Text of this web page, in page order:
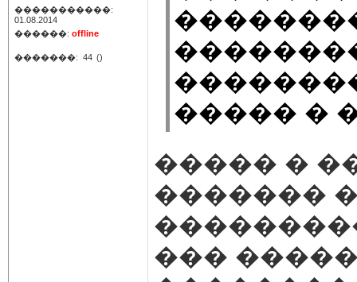
�����������:
01.08.2014
������: offline
�������: 44 ()
����� �
����� �
�������
���